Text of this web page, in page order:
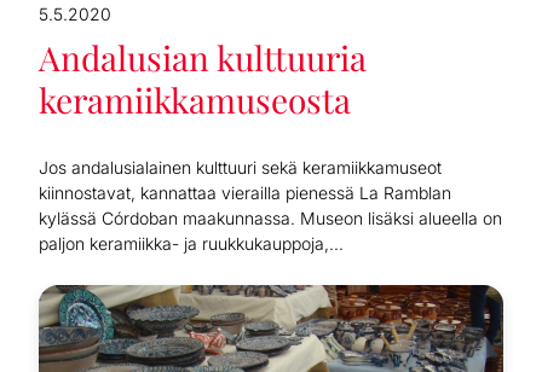
5.5.2020
Andalusian kulttuuria
keramiikkamuseosta
Jos andalusialainen kulttuuri sekä keramiikkamuseot
kiinnostavat, kannattaa vierailla pienessä La Ramblan
kylässä Córdoban maakunnassa. Museon lisäksi alueella on
paljon keramiikka- ja ruukkukauppoja,...